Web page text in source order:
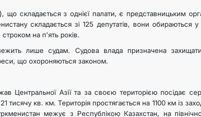
складається з однієї палати, є представницьким
складається зі 125 депутатів, вони обираються у
на п'ять років.
лише судам. Судова влада призначена
що охороняються законом.
Центральної Азії та за своєю територією посідає
тисячу кв. км. Територія простягається на 1100 км із
межує з Республікою Казахстан, на